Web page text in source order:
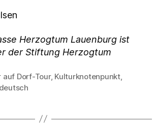
Herzogtum Lauenburg ist
der Stiftung Herzogtum
auf Dorf-Tour, Kulturknotenpunkt,